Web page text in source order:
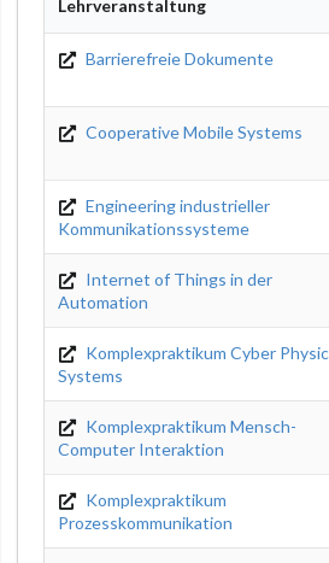
Lehrveranstaltung
Barrierefreie Dokumente
Cooperative Mobile Systems
Engineering industrieller
Kommunikationssysteme
Internet of Things in der
Automation
Komplexpraktikum Cyber
Systems
Komplexpraktikum Mensch-
Computer Interaktion
Komplexpraktikum
Prozesskommunikation